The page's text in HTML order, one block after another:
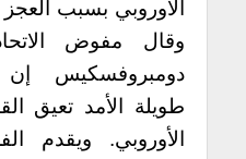
الأوروبي بسبب
وقال مفوض
دومبروفسكيس إن
طويلة الأمد تعيق
الأوروبي. ويقدم